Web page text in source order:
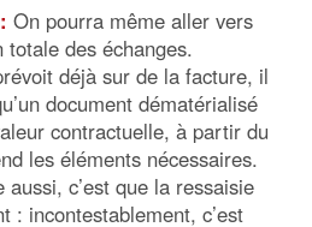
On pourra même aller vers
des échanges.
déjà sur de la facture, il
document dématérialisé
contractuelle, à partir du
les éléments nécessaires.
aussi, c’est que la ressaisie
: incontestablement, c’est